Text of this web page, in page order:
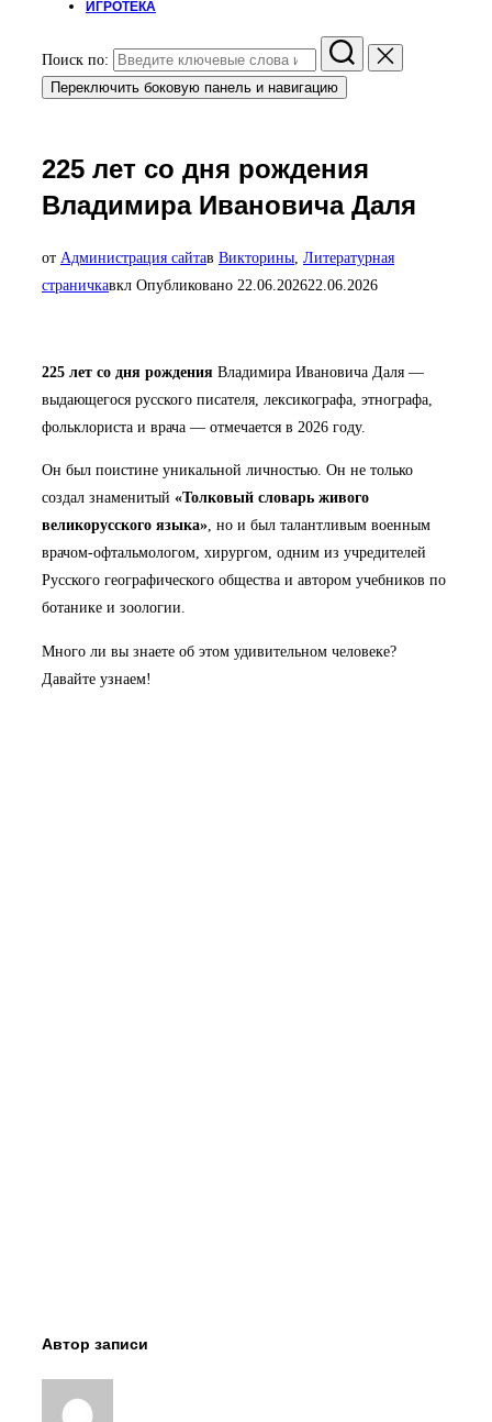
ИГРОТЕКА
Поиск по:
Переключить боковую панель и навигацию
225 лет со дня рождения
Владимира Ивановича Даля
от Администрация сайтав Викторины, Литературная
страничкавкл Опубликовано 22.06.202622.06.2026
225 лет со дня рождения Владимира Ивановича Даля —
выдающегося русского писателя, лексикографа, этнографа,
фольклориста и врача — отмечается в 2026 году.
Он был поистине уникальной личностью. Он не только
создал знаменитый «Толковый словарь живого
великорусского языка», но и был талантливым военным
врачом-офтальмологом, хирургом, одним из учредителей
Русского географического общества и автором учебников по
ботанике и зоологии.
Много ли вы знаете об этом удивительном человеке?
Давайте узнаем!
Автор записи